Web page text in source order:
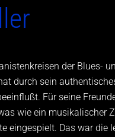
der Blues-
durch sein
Für seine
wie ein musikalischer
eingespielt. Das war die